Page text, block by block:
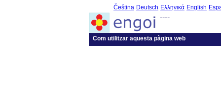
Čeština Deutsch Ελληνικά English
----
Com utilitzar aquesta pàgina web